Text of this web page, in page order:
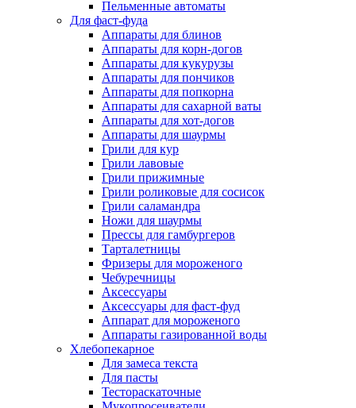
Пельменные автоматы
Для фаст-фуда
Аппараты для блинов
Аппараты для корн-догов
Аппараты для кукурузы
Аппараты для пончиков
Аппараты для попкорна
Аппараты для сахарной ваты
Аппараты для хот-догов
Аппараты для шаурмы
Грили для кур
Грили лавовые
Грили прижимные
Грили роликовые для сосисок
Грили саламандра
Ножи для шаурмы
Прессы для гамбургеров
Тарталетницы
Фризеры для мороженого
Чебуречницы
Аксессуары
Аксессуары для фаст-фуд
Аппарат для мороженого
Аппараты газированной воды
Хлебопекарное
Для замеса текста
Для пасты
Тестораскаточные